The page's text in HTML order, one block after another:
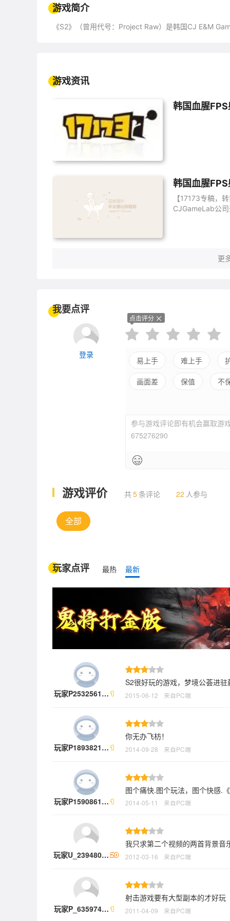
游戏简介
《S2》（曾用代号：Project Raw）是韩国CJ E&M
游戏资讯
韩国血腥
韩国血腥
【17173专稿，
CJGameLab公
更
我要点评
登录
点击评分
易上手 难上手
画面差 保值 不
参与游戏评论即有机会赢取游
675276290
游戏评价 共5条评论 22 人参与
全部
玩家点评 最热 最新
玩家P2532561…
S2很好玩的游戏，梦境公荟进
2015-06-12 来自PC端
玩家P1893821…
你无办飞枋！
2014-09-28 来自PC端
玩家P1590861…
图个痛快.图个玩法，图个快感.
2014-05-11 来自PC端
玩家U_239480…
我只求第二个视频的两首背景音
2012-03-16 来自PC端
玩家P_635974…
射击游戏要有大型副本的才好玩
2011-04-09 来自PC端